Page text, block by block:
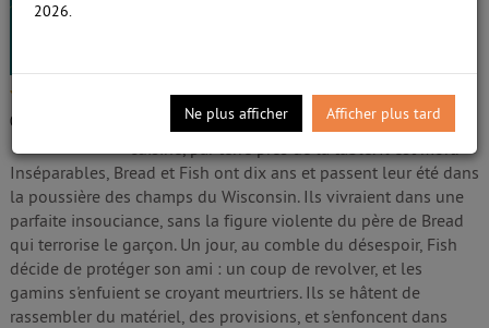
/5
0
Edité parGallmeister;Impr. Floch- 2022
"Merci de dire au shérif que Fish voulait pas
tuer mon père. Mon père est chez nous dans la
cuisine, par terre près de la table. Il est mort."
Inséparables, Bread et Fish ont dix ans et passent leur été dans
la poussière des champs du Wisconsin. Ils vivraient dans une
parfaite insouciance, sans la figure violente du père de Bread
qui terrorise le garçon. Un jour, au comble du désespoir, Fish
décide de protéger son ami : un coup de revolver, et les
gamins s'enfuient se croyant meurtriers. Ils se hâtent de
rassembler du matériel, des provisions, et s'enfoncent dans
2026.
Ne plus afficher Afficher plus tard